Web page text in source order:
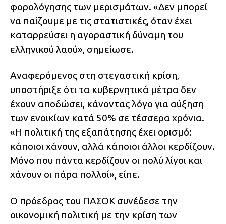
φορολόγησης των μερισμάτων. «Δεν μπορεί
να παίζουμε με τις στατιστικές, όταν έχει
καταρρεύσει η αγοραστική δύναμη του
ελληνικού λαού», σημείωσε.
Αναφερόμενος στη στεγαστική κρίση,
υποστήριξε ότι τα κυβερνητικά μέτρα δεν
έχουν αποδώσει, κάνοντας λόγο για αύξηση
των ενοικίων κατά 50% σε τέσσερα χρόνια.
«Η πολιτική της εξαπάτησης έχει ορισμό:
κάποιοι χάνουν, αλλά κάποιοι άλλοι κερδίζουν.
Μόνο που πάντα κερδίζουν οι πολύ λίγοι και
χάνουν οι πάρα πολλοί», είπε.
Ο πρόεδρος του ΠΑΣΟΚ συνέδεσε την
οικονομική πολιτική με την κρίση των